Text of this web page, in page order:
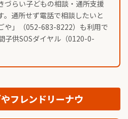
づらい子どもの相談・通所支援
。通所せず電話で相談したいと
や」（052-683-8222）も利用で
子供SOSダイヤル（0120-0-
フレンドリーナウ